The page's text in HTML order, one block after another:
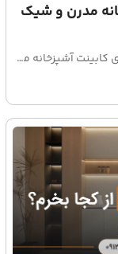
مدرن و شیک
آشنایی با جدیدترین مدل‌های کابینت آشپزخانه مدرن و شیک در سال ۱۴۰۵، قیمت روز کابینت و ایده‌های دکوراسیون آشپزخانه؛ همراه با راهنمای خرید و امکان خرید اقساطی.